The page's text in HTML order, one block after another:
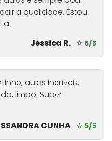
a qualidade. Estou
Jéssica R. ☆ 5/5
aulas incríveis,
limpo! Super
CUNHA ☆ 5/5